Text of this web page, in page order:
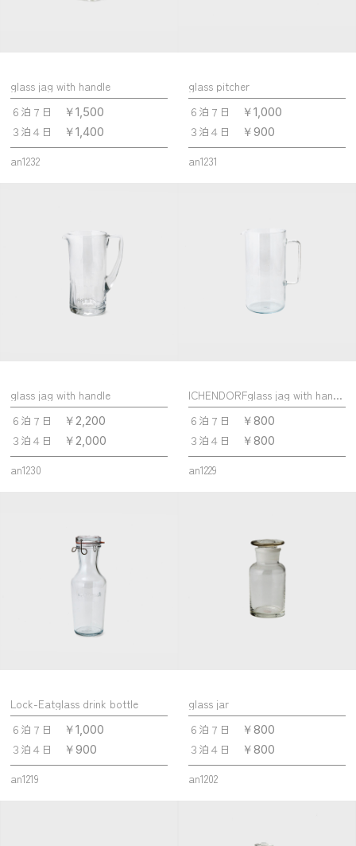
glass jag with handle
６泊７日
￥1,500
３泊４日 ￥1,400
an1232
glass pitcher
６泊７日
￥1,000
３泊４日 ￥900
an1231
glass jag with handle
６泊７日
￥2,200
３泊４日 ￥2,000
an1230
ICHENDORFglass jag with handle
６泊７日
￥800
３泊４日 ￥800
an1229
Lock-Eatglass drink bottle
６泊７日
￥1,000
３泊４日 ￥900
an1219
glass jar
６泊７日
￥800
３泊４日 ￥800
an1202